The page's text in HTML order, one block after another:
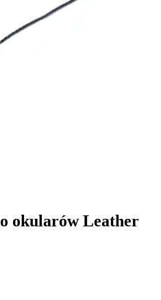
okularów Leather